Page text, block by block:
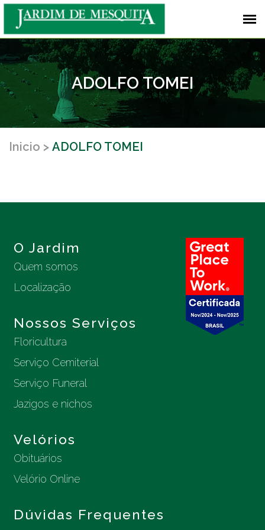
ADOLFO TOMEI
Inicio ADOLFO TOMEI
O Jardim
Quem somos
Localização
Nossos Serviços
Floricultura
Serviço Cemiterial
Serviço Funeral
Jazigos e nichos
Velórios
Obituários
Velório Online
Dúvidas Frequentes